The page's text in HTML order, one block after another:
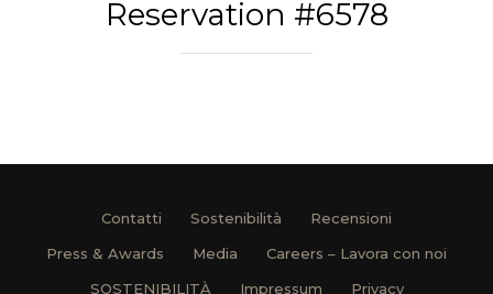
Reservation #6578
Contatti Sostenibilità
Recensioni
Press & Awards
Media
Careers – Lavora con noi
SOSTENIBILITÀ
Impressum
Privacy